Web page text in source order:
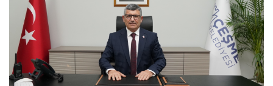
TIME TO DISCOVER
THE UNIQUE STREETS OF ÇEŞME